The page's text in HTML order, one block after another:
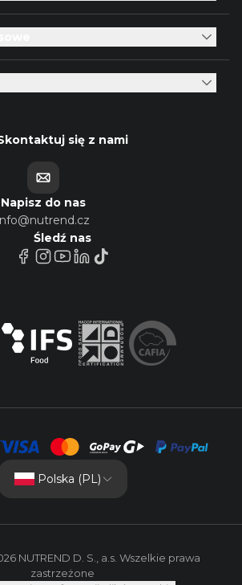
się z nami
Napisz do nas
Śledź nas
Polska (PL)
NUTREND D. S., a.s. Wszelkie prawa
zastrzeżone